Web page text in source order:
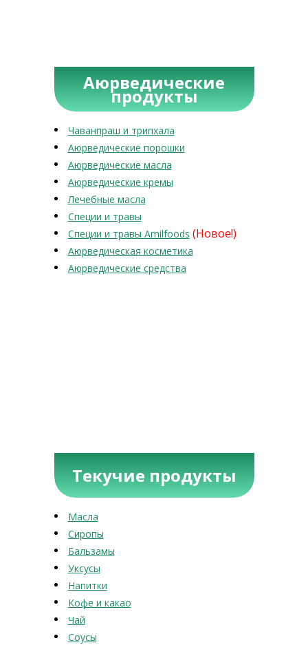
Аюрведические
продукты
Чаванпраш и трипхала
Аюрведические порошки
Аюрведические масла
Аюрведические кремы
Лечебные масла
Специи и травы
Специи и травы Amilfoods (Новое!)
Аюрведическая косметика
Аюрведические средства
Текучие продукты
Масла
Сиропы
Бальзамы
Уксусы
Напитки
Кофе и какао
Чай
Соусы